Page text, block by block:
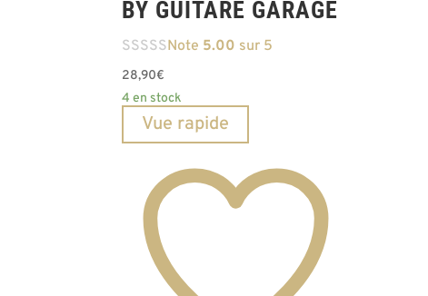
BY GUITARE GARAGE
Note 5.00 sur 5
28,90€
4 en stock
Vue rapide